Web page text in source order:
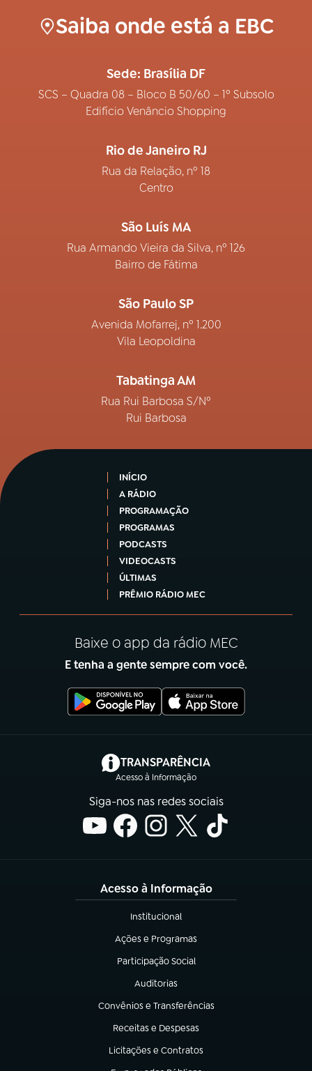
Saiba onde está a EBC
Sede: Brasília DF
SCS – Quadra 08 – Bloco B 50/60 – 1º Subsolo
Edifício Venâncio Shopping
Rio de Janeiro RJ
Rua da Relação, nº 18
Centro
São Luís MA
Rua Armando Vieira da Silva, nº 126
Bairro de Fátima
São Paulo SP
Avenida Mofarrej, nº 1.200
Vila Leopoldina
Tabatinga AM
Rua Rui Barbosa S/Nº
Rui Barbosa
INÍCIO
A RÁDIO
PROGRAMAÇÃO
PROGRAMAS
PODCASTS
VIDEOCASTS
ÚLTIMAS
PRÊMIO RÁDIO MEC
Baixe o app da rádio MEC
E tenha a gente sempre com você.
TRANSPARÊNCIA
Acesso à Informação
(abre em nova aba)
Siga-nos nas redes sociais
Acesso à Informação
Institucional
(abre em nova aba)
Ações e Programas
(abre em nova aba)
Participação Social
(abre em nova aba)
Auditorias
(abre em nova aba)
Convênios e Transferências
(abre em nova aba)
Receitas e Despesas
(abre em nova aba)
Licitações e Contratos
(abre em nova aba)